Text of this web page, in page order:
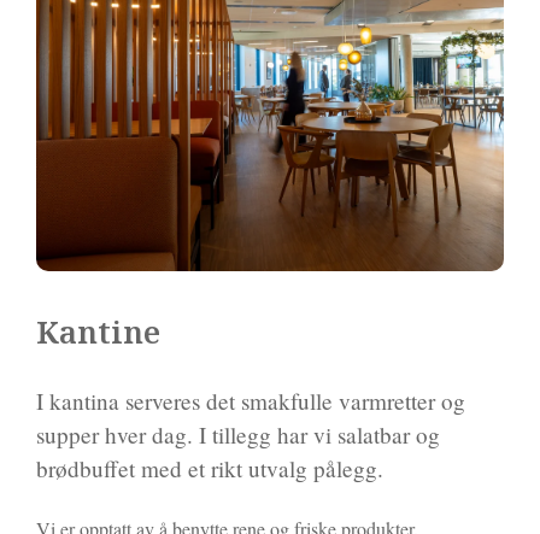
Kantine
I kantina serveres det smakfulle varmretter og
supper hver dag. I tillegg har vi salatbar og
brødbuffet med et rikt utvalg pålegg.
Vi er opptatt av å benytte rene og friske produkter.